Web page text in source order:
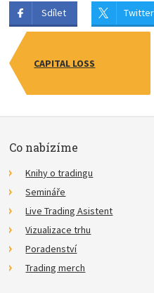
Sdílet Twitter
CAPITAL LOSS
Co nabízíme
Knihy o tradingu
Semináře
Live Trading Asistent
Vizualizace trhu
Poradenství
Trading merch